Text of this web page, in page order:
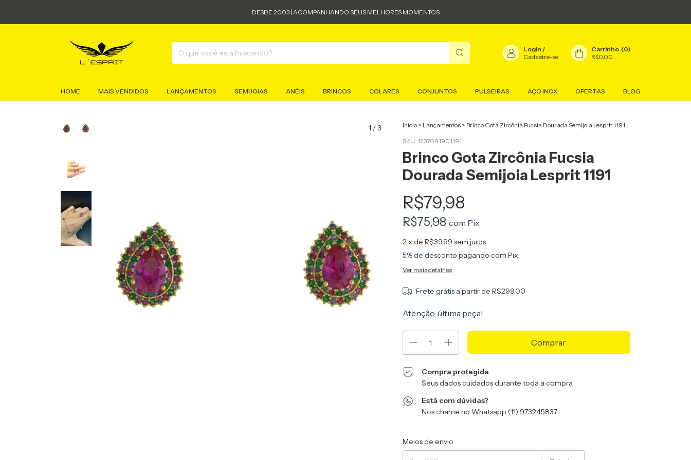
DESDE 2003 | ACOMPANHANDO SEUS MELHORES MOMENTOS
Login /
Cadastre-se
Carrinho (0)
R$0,00
HOME MAIS VENDIDOS LANÇAMENTOS SEMIJOIAS ANÉIS BRINCOS COLARES CONJUNTOS PULSEIRAS AÇO INOX OFERTAS BLOG
1 /3 Início > Lançamentos > Brinco Gota Zircônia Fucsia Dourada Semijoia Lesprit 1191
SKU: 1237091901191
Brinco Gota Zircônia Fucsia
Dourada Semijoia Lesprit 1191
R$79,98
R$75,98 com Pix
2x de R$39,99 sem juros
5% de desconto pagando com Pix
Ver mais detalhes
Frete grátis a partir deR$299,00
Atenção, última peça!
Compra protegida
Seus dados cuidados durante toda a compra.
Está com dúvidas?
Nos chame no Whatsapp (11) 973245837
Entregas para o CEP:
Meios de envio